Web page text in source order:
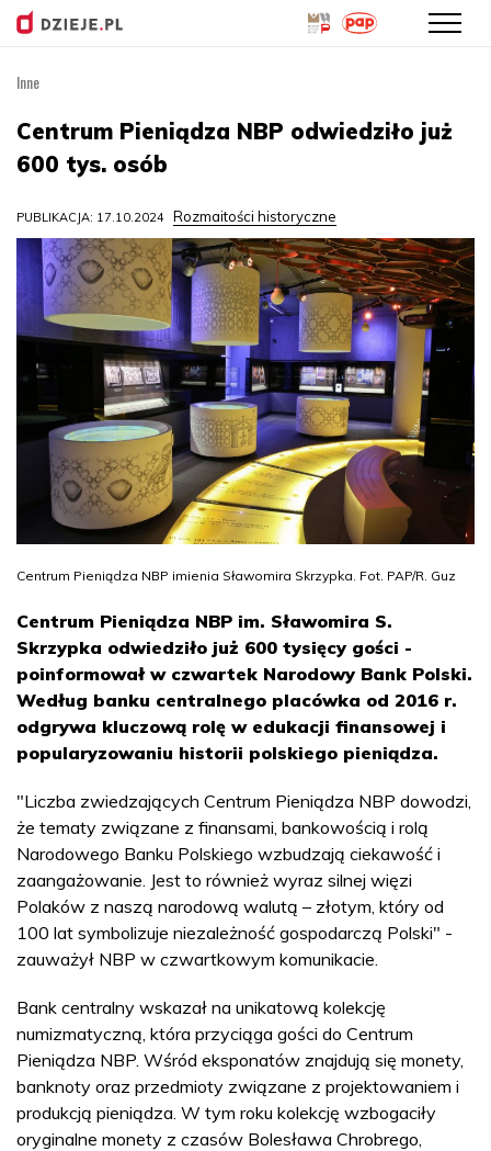
treści
Inne
Centrum Pieniądza NBP odwiedziło już
600 tys. osób
PUBLIKACJA: 17.10.2024 Rozmaitości historyczne
Centrum Pieniądza NBP imienia Sławomira Skrzypka. Fot. PAP/R. Guz
Centrum Pieniądza NBP im. Sławomira S.
Skrzypka odwiedziło już 600 tysięcy gości -
poinformował w czwartek Narodowy Bank Polski.
Według banku centralnego placówka od 2016 r.
odgrywa kluczową rolę w edukacji finansowej i
popularyzowaniu historii polskiego pieniądza.
"Liczba zwiedzających Centrum Pieniądza NBP dowodzi,
że tematy związane z finansami, bankowością i rolą
Narodowego Banku Polskiego wzbudzają ciekawość i
zaangażowanie. Jest to również wyraz silnej więzi
Polaków z naszą narodową walutą – złotym, który od
100 lat symbolizuje niezależność gospodarczą Polski" -
zauważył NBP w czwartkowym komunikacie.
Bank centralny wskazał na unikatową kolekcję
numizmatyczną, która przyciąga gości do Centrum
Pieniądza NBP. Wśród eksponatów znajdują się monety,
banknoty oraz przedmioty związane z projektowaniem i
produkcją pieniądza. W tym roku kolekcję wzbogaciły
oryginalne monety z czasów Bolesława Chrobrego,